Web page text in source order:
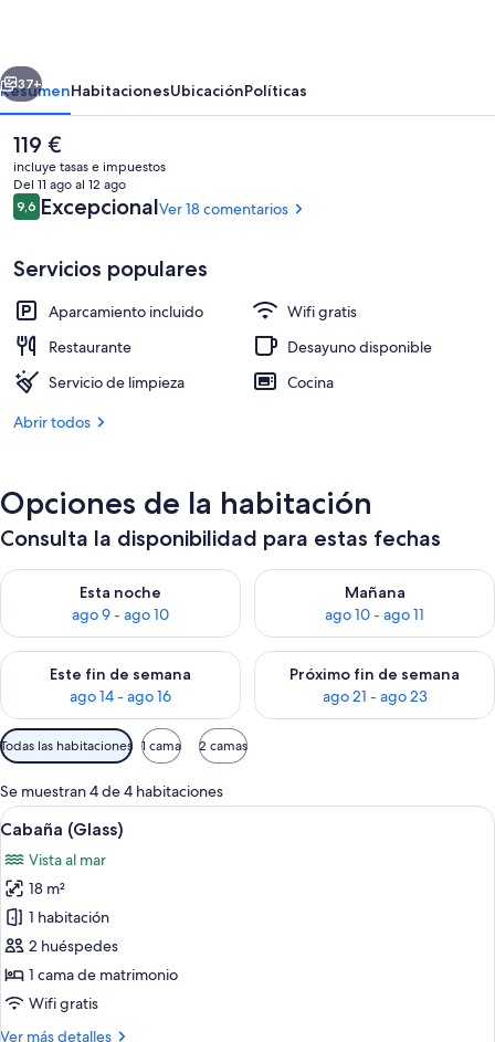
Cabins
Sistema de insonorización, wifi gratis,
Siguiente
37+
ResumenHabitacionesUbicaciónPolíticas
El
precio
actual
es
de
119 €
incluye tasas e impuestos
Del 11 ago al 12 ago
Comentarios
9,69,6 de 10
ExcepcionalVer 18 comentarios
Servicios populares
Aparcamiento incluido
Wifi gratis
Restaurante
Desayuno disponible
Servicio de limpieza
Cocina
Abrir todos
Opciones de la habitación
Consulta la disponibilidad para estas fechas
Esta noche
ago 9 - ago 10
Consulta la disponibilidad para esta noche, ago 9 - ago 10
Mañana
ago 10 - ago 11
Consulta la disponibilidad
Este fin de semana
ago 14 - ago 16
Consulta la disponibilidad para este fin de semana, ago 14 -
Próximo fin de semana
ago 21 - ago 23
Consulta la disponibilidad
Filtros
disponibles
para
las
habitaciones
Todas las habitaciones 1 cama 2 camas
Se muestran 4 de 4 habitaciones
Abrir
todas
las
fotos
de
Cabaña
(Glass)
Cabaña (Glass) | Sistema de
9
Cabaña (Glass)
Vista al mar
18 m²
1 habitación
2 huéspedes
1 cama de matrimonio
Wifi gratis
Ver más detalles
Más